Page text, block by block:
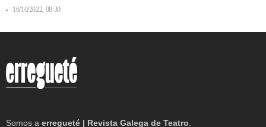
16/10/2022, 08:30
Somos a erregueté | Revista Galega de Teatro